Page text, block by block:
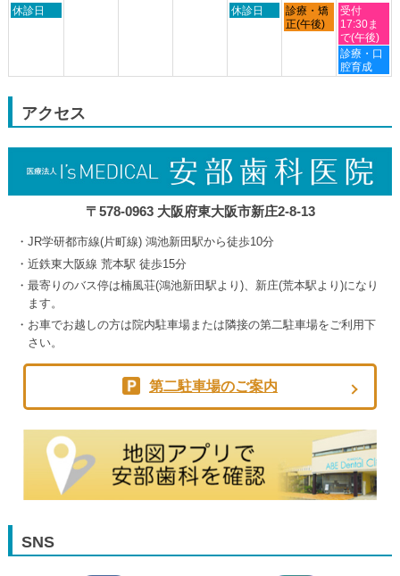
2026
2026
2026
日
30th
休診日
木
3rd
休診日
金
曜
4th
診療・矯
正(午後)
土
曜
日,
9
月
5th
受付
17:30ま
で(午後)
土
曜
日,
診療・口
腔育成
アクセス
〒578-0963 大阪府東大阪市新庄2-8-13
JR学研都市線(片町線) 鴻池新田駅から徒歩10分
近鉄東大阪線 荒本駅 徒歩15分
最寄りのバス停は楠風荘(鴻池新田駅より)、新庄(荒本駅より)になり
ます。
お車でお越しの方は院内駐車場または隣接の第二駐車場をご利用下
さい。
第二駐車場のご案内
SNS